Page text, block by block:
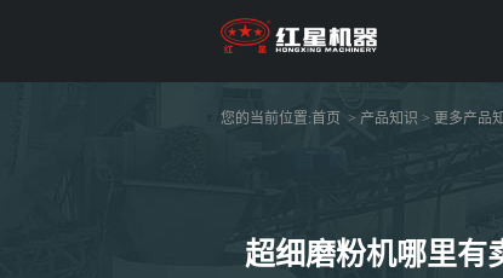
您的当前位置:首页 > 产品知识 > 更多产品
超细磨粉机哪里有